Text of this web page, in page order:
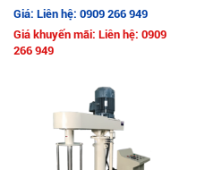
Giá: Liên hệ: 0909 266 949
Giá khuyến mãi: Liên hệ: 0909
266 949